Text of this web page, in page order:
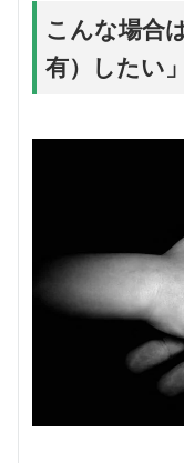
こんな場合
有）したい」